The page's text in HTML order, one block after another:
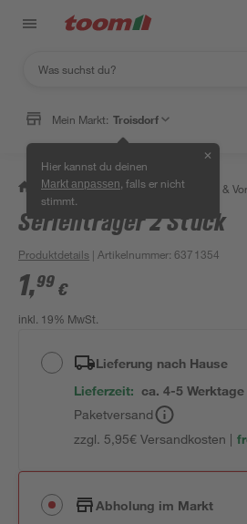
Mein Markt: Troisdorf
Hier kannst du deinen
Markt anpassen , falls er nicht
stimmt.
✕
/ Wohnen & Haushalt / Gardinen &
Serienträger 2 Stück
Produktdetails | Artikelnummer:6371354
1,99 €
inkl. 19% MwSt.
Lieferung nach Hause
Lieferzeit: ca. 4-5 Werktage
Paketversand
zzgl. 5,95€ Versandkosten |
Abholung im Markt